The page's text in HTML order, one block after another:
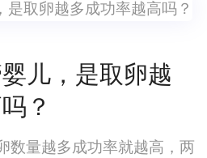
儿，是取卵越
？
数量越多成功率就越高，两